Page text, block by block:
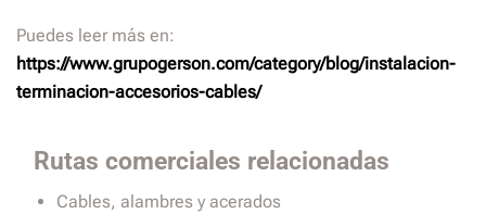
Puedes leer más en:
https://www.grupogerson.com/category/blog/instalacion-
terminacion-accesorios-cables/
Rutas comerciales relacionadas
Cables, alambres y acerados